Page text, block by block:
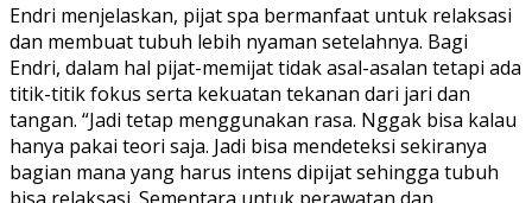
Endri menjelaskan, pijat spa bermanfaat untuk relaksasi
dan membuat tubuh lebih nyaman setelahnya. Bagi
Endri, dalam hal pijat-memijat tidak asal-asalan tetapi ada
titik-titik fokus serta kekuatan tekanan dari jari dan
tangan. “Jadi tetap menggunakan rasa. Nggak bisa kalau
hanya pakai teori saja. Jadi bisa mendeteksi sekiranya
bagian mana yang harus intens dipijat sehingga tubuh